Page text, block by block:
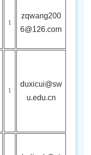
1
zqwang200
6@126.com
1
duxicui@sw
u.edu.cn